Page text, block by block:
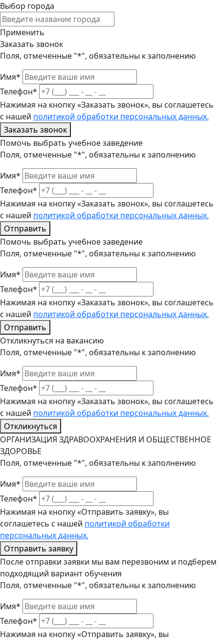
Выбор города
Применить
Заказать звонок
Поля, отмеченные "*", обязательны к заполнению
Имя*
Телефон*
Нажимая на кнопку «Заказать звонок», вы соглашетесь
с нашей политикой обработки персональных данных.
Заказать звонок
Помочь выбрать учебное заведение
Поля, отмеченные "*", обязательны к заполнению
Имя*
Телефон*
Нажимая на кнопку «Заказать звонок», вы соглашетесь
с нашей политикой обработки персональных данных.
Отправить
Помочь выбрать учебное заведение
Поля, отмеченные "*", обязательны к заполнению
Имя*
Телефон*
Нажимая на кнопку «Заказать звонок», вы соглашетесь
с нашей политикой обработки персональных данных.
Отправить
Откликнуться на вакансию
Поля, отмеченные "*", обязательны к заполнению
Имя*
Телефон*
Нажимая на кнопку «Заказать звонок», вы соглашетесь
с нашей политикой обработки персональных данных.
Откликнуться
ОРГАНИЗАЦИЯ ЗДРАВООХРАНЕНИЯ И ОБЩЕСТВЕННОЕ
ЗДОРОВЬЕ
Поля, отмеченные "*", обязательны к заполнению
Имя*
Телефон*
Нажимая на кнопку «Отправить заявку», вы
соглашетесь с нашей политикой обработки
персональных данных.
Отправить заявку
После отправки заявки мы вам перезвоним и подберем
подходящий вариант обучения
Поля, отмеченные "*", обязательны к заполнению
Имя*
Телефон*
Нажимая на кнопку «Отправить заявку», вы